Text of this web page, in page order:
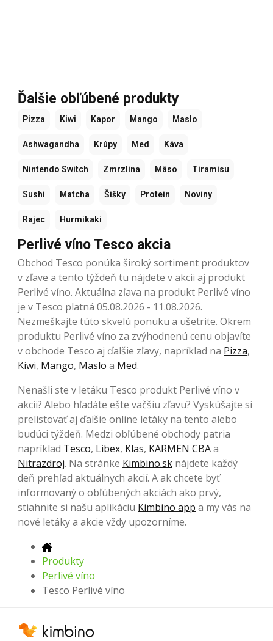
Ďalšie obľúbené produkty
Pizza Kiwi Kapor Mango Maslo
Ashwagandha Krúpy Med Káva
Nintendo Switch Zmrzlina Mäso Tiramisu
Sushi Matcha Šišky Protein Noviny
Rajec Hurmikaki
Perlivé víno Tesco akcia
Obchod Tesco ponúka široký sortiment produktov
v zľave a tento týždeň tu nájdete v akcii aj produkt
Perlivé víno. Aktuálna zľava na produkt Perlivé víno
je v Tesco platná 05.08.2026 - 11.08.2026.
Nezmeškajte túto skvelú ponuku a ušetrite. Okrem
produktu Perlivé víno za zvýhodnenú cenu objavíte
v obchode Tesco aj ďalšie zľavy, napríklad na Pizza,
Kiwi, Mango, Maslo a Med.
Nenašli ste v letáku Tesco produkt Perlivé víno v
akcii? Alebo hľadáte ešte väčšiu zľavu? Vyskúšajte si
prelistovať aj ďalšie online letáky na tento alebo
budúci týždeň. Medzi obľúbené obchody patria
napríklad Tesco, Libex, Klas, KARMEN CBAa
Nitrazdroj. Na stránke Kimbino.sk nájdete každý
deň prehľad aktuálnych akcií. A ak chcete byť
informovaný o obľúbených akciách ako prvý,
stiahnite si našu aplikáciu Kimbino app a my vás na
nové letáky a akcie vždy upozorníme.
Produkty
Perlivé víno
Tesco Perlivé víno